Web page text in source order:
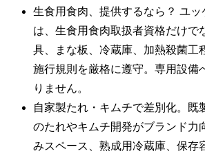
生食用食肉、提供するなら？ ユッ
は、生食用食肉取扱者資格だけで
具、まな板、冷蔵庫、加熱殺菌工
施行規則を厳格に遵守。専用設備
りません。
自家製たれ・キムチで差別化。既
のたれやキムチ開発がブランド力
みスペース、熟成用冷蔵庫、保存